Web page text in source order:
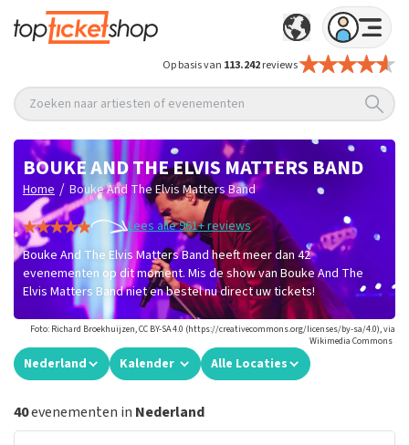
Op basis van 113.242reviews
Zoeken naar artiesten of evenementen
BOUKE AND THE ELVIS MATTERS BAND
Home / Bouke And The Elvis Matters Band
Lees alle 961+ reviews
Bouke And The Elvis Matters Band heeft meer dan 42
evenementen op dit moment. Mis de show van Bouke And The
Elvis Matters Band niet en bestel nu direct uw tickets!
Foto: Richard Broekhuijzen, CC BY-SA 4.0 (https://creativecommons.org/licenses/by-sa/4.0), via
Wikimedia Commons
Nederland Kalender Alle Locaties
40evenementen in Nederland